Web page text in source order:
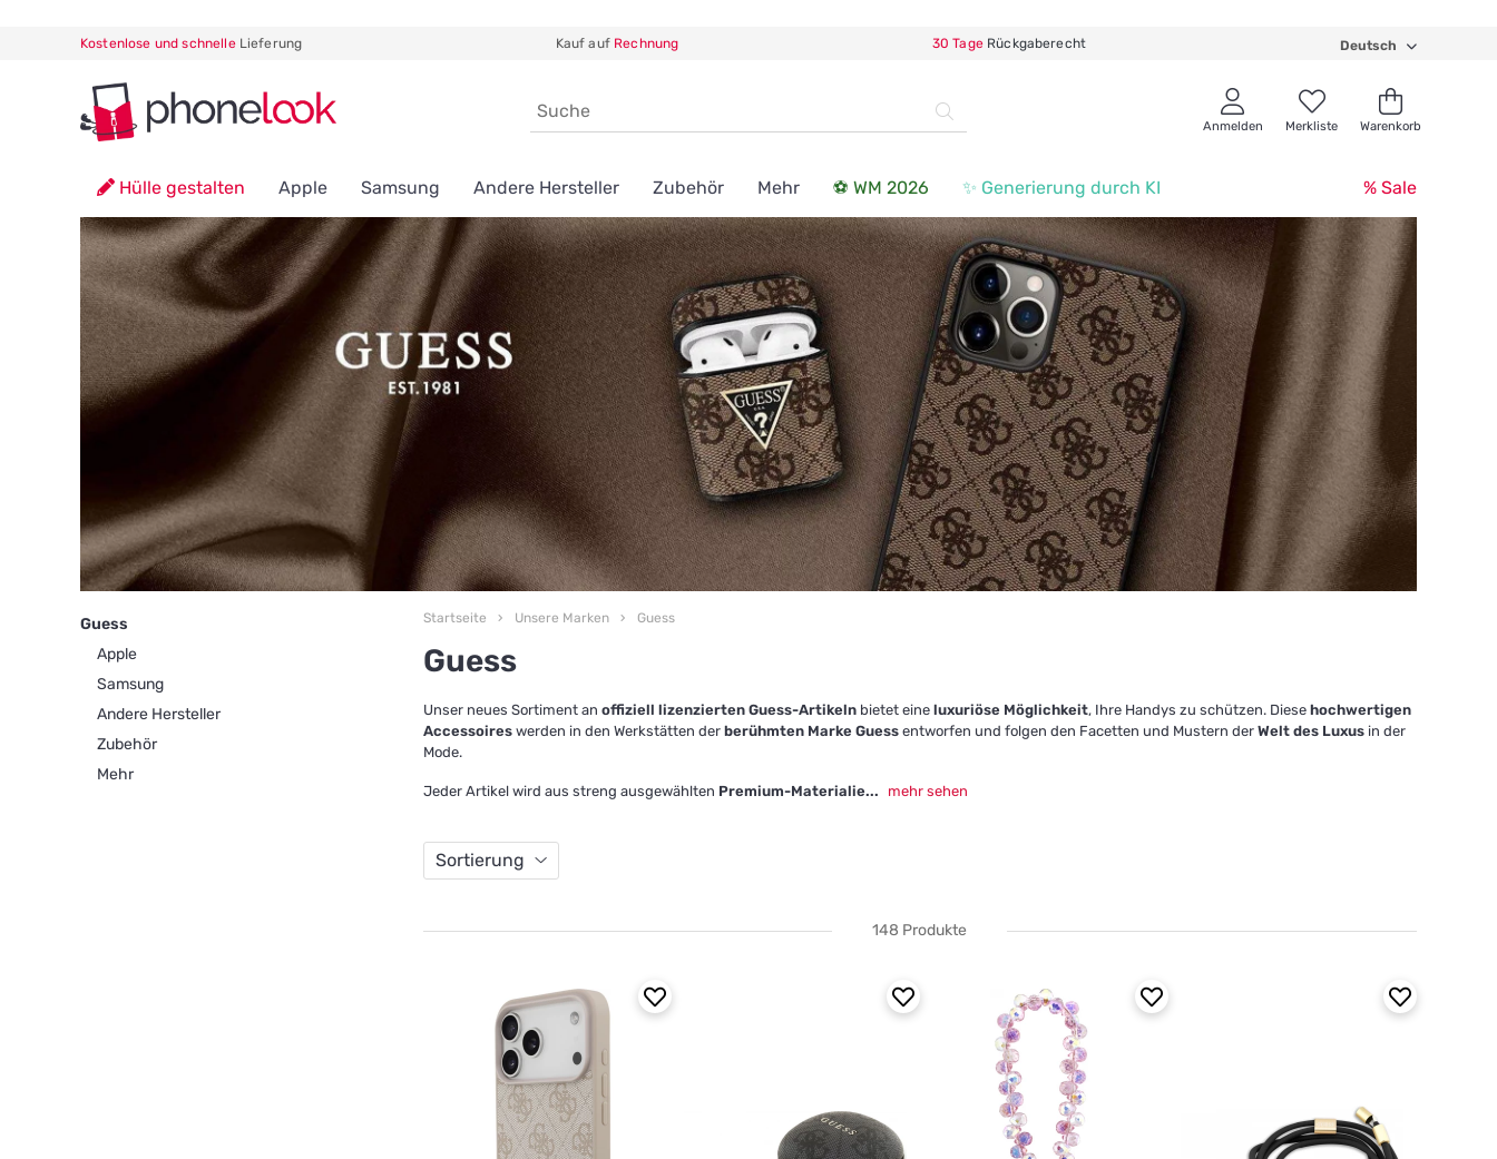
Kostenlose und schnelleLieferung Kauf auf Rechnung 30 TageRückgaberecht Deutsch
Anmelden Merkliste Warenkorb
Hülle gestalten Apple Samsung Andere Hersteller Zubehör Mehr ⚽ WM 2026 ✨ Generierung durch KI % Sale
Guess
Apple
Samsung
Andere Hersteller
Zubehör
Mehr
Startseite Unsere Marken Guess
Guess
Unser neues Sortiment an offiziell lizenzierten Guess-Artikelnbietet eine luxuriöse Möglichkeit, Ihre Handys zu schützen. Diese hochwertigen
Accessoireswerden in den Werkstätten der berühmten Marke Guessentworfen und folgen den Facetten und Mustern der Welt des Luxusin der
Mode.
Jeder Artikel wird aus streng ausgewählten Premium-Materialie... mehr sehen
Sortierung
148 Produkte